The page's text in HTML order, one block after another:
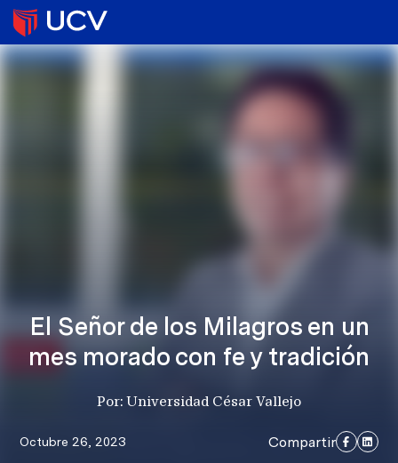
El Señor de los Milagros en un
mes morado con fe y tradición
Por: Universidad César Vallejo
Octubre 26, 2023 Compartir